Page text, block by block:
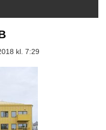
kl. 7:29